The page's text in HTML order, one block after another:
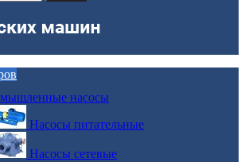
насосы
Насосы питательные
Насосы сетевые